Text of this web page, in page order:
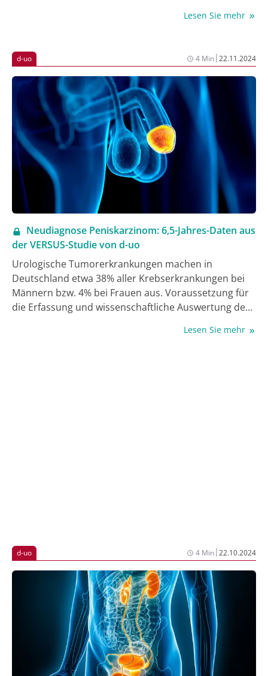
Tumorerkrankungen sind in Deutschland leider
Erfassung und wissenschaftliche Auswertung der
Versorgungsqualität urologischer
Tumorerkrankungen ist deren standardisierte
Dokumentation (2). Deutsche Uro-Onkologen (d-uo)
hatten bereits Anfang 2017 die Idee, eine
Dokumentationsplattform zu entwickeln, mit der den
Mitgliedern von d-uo einerseits die Meldung an das
Krebsregister (KR) ermöglicht wird und andererseits
Daten in die eigene Datenbank von d-uo überführt
werden können – ohne wesentlichen zusätzlichen
Aufwand. Im Januar 2018 haben wir dann
bekanntgegeben, dass wir die KR-Meldung mit einer
eigenen Datenbank kombinieren können (3).
Lesen Sie mehr
d-uo 4 Min|22.11.2024
Neudiagnose Peniskarzinom: 6,5-Jahres-Daten aus
der VERSUS-Studie von d-uo
Urologische Tumorerkrankungen machen in
Deutschland etwa 38% aller Krebserkrankungen bei
Männern bzw. 4% bei Frauen aus. Voraussetzung für
die Erfassung und wissenschaftliche Auswertung der
Tumorerkrankungen ist deren standardisierte
Lesen Sie mehr
d-uo 4 Min|22.10.2024